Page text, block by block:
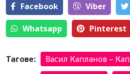
Facebook Viber
Whatsapp Pinterest
Тагове:
Васил Капланов –